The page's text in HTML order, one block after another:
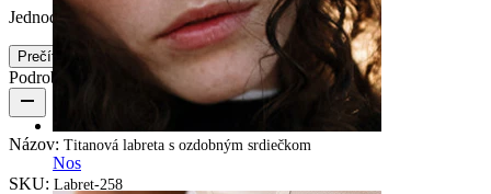
Nos
Jednoduché
Prečítajte si viac
Podrobnosti o produkte
Názov: Titanová labreta s ozdobným srdiečkom
SKU: Labret-258